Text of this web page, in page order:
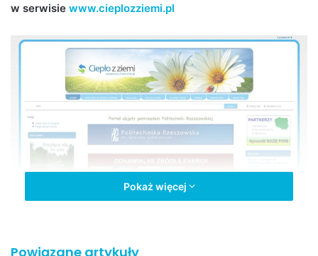
w serwisie www.cieplozziemi.pl
Pokaż więcej
Powiązane artykuły